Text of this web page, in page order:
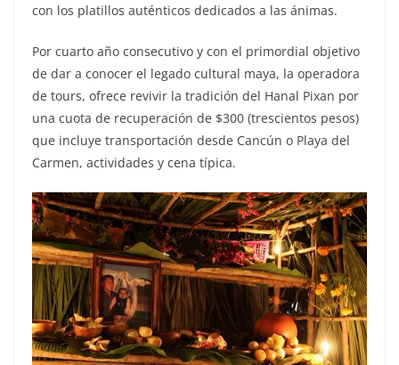
con los platillos auténticos dedicados a las ánimas.
Por cuarto año consecutivo y con el primordial objetivo
de dar a conocer el legado cultural maya, la operadora
de tours, ofrece revivir la tradición del Hanal Pixan por
una cuota de recuperación de $300 (trescientos pesos)
que incluye transportación desde Cancún o Playa del
Carmen, actividades y cena típica.